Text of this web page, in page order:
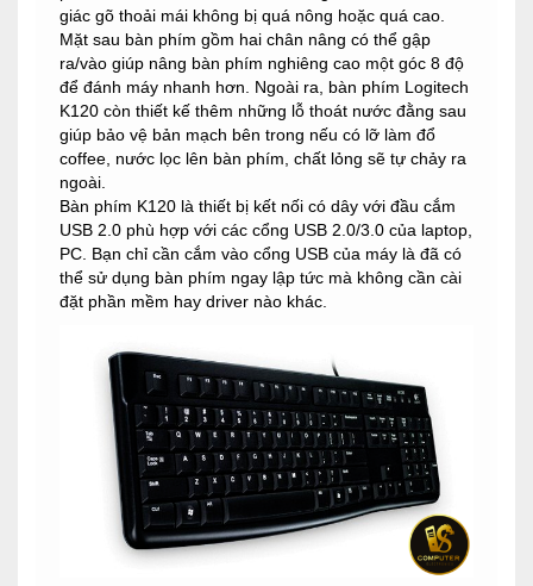
giác gõ thoải mái không bị quá nông hoặc quá cao.
Mặt sau bàn phím gồm hai chân nâng có thể gập
ra/vào giúp nâng bàn phím nghiêng cao một góc 8 độ
để đánh máy nhanh hơn. Ngoài ra, bàn phím Logitech
K120 còn thiết kế thêm những lỗ thoát nước đằng sau
giúp bảo vệ bản mạch bên trong nếu có lỡ làm đổ
coffee, nước lọc lên bàn phím, chất lỏng sẽ tự chảy ra
ngoài.
Bàn phím K120 là thiết bị kết nối có dây với đầu cắm
USB 2.0 phù hợp với các cổng USB 2.0/3.0 của laptop,
PC. Bạn chỉ cần cắm vào cổng USB của máy là đã có
thể sử dụng bàn phím ngay lập tức mà không cần cài
đặt phần mềm hay driver nào khác.